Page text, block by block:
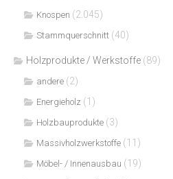
Knospen (2.045)
Stammquerschnitt (40)
Holzprodukte / Werkstoffe (89)
andere (2)
Energieholz (1)
Holzbauprodukte (3)
Massivholzwerkstoffe (11)
Möbel- / Innenausbau (19)